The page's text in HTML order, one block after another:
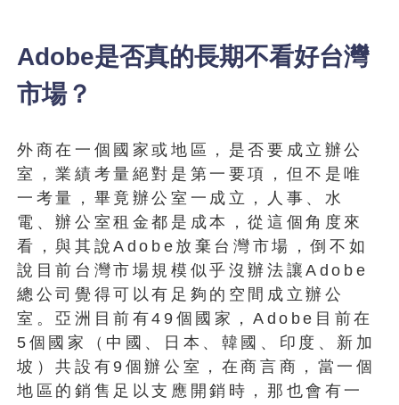
Adobe是否真的長期不看好台灣
市場？
外商在一個國家或地區，是否要成立辦公
室，業績考量絕對是第一要項，但不是唯
一考量，畢竟辦公室一成立，人事、水
電、辦公室租金都是成本，從這個角度來
看，與其說Adobe放棄台灣市場，倒不如
說目前台灣市場規模似乎沒辦法讓Adobe
總公司覺得可以有足夠的空間成立辦公
室。亞洲目前有49個國家，Adobe目前在
5個國家（中國、日本、韓國、印度、新加
坡）共設有9個辦公室，在商言商，當一個
地區的銷售足以支應開銷時，那也會有一